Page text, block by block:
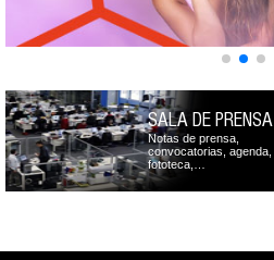
SALA DE PRENSA
Notas de prensa,
convocatorias, agenda,
fototeca,…